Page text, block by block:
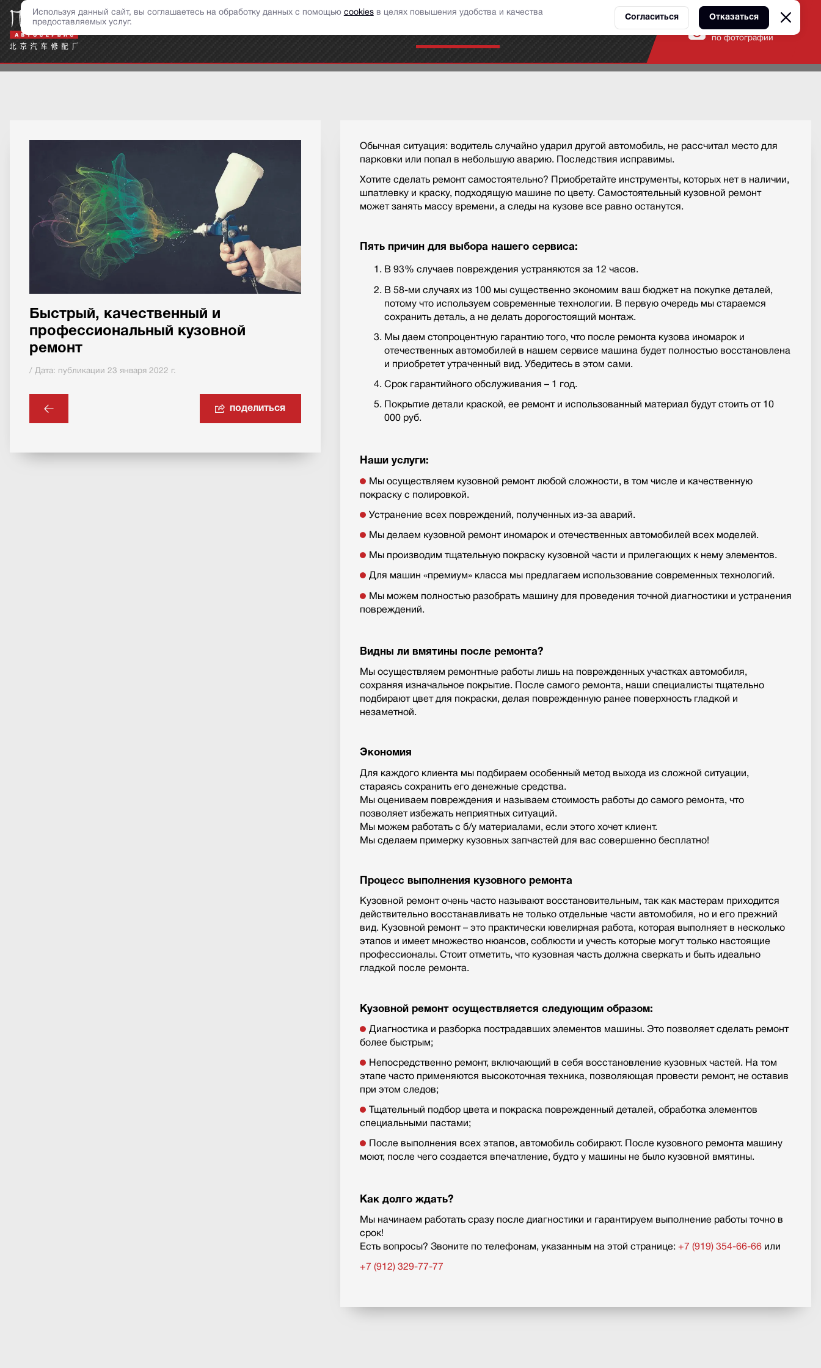
Контакты Оценка ремонта
по фотографии
Быстрый, качественный и
профессиональный кузовной
ремонт
/ Дата: публикации 23 января 2022 г.
поделиться
Обычная ситуация: водитель случайно ударил другой автомобиль, не рассчитал место для
парковки или попал в небольшую аварию. Последствия исправимы.
Хотите сделать ремонт самостоятельно? Приобретайте инструменты, которых нет в наличии,
шпатлевку и краску, подходящую машине по цвету. Самостоятельный кузовной ремонт
может занять массу времени, а следы на кузове все равно останутся.
Пять причин для выбора нашего сервиса:
В 93% случаев повреждения устраняются за 12 часов.
В 58-ми случаях из 100 мы существенно экономим ваш бюджет на покупке деталей,
потому что используем современные технологии. В первую очередь мы стараемся
сохранить деталь, а не делать дорогостоящий монтаж.
Мы даем стопроцентную гарантию того, что после ремонта кузова иномарок и
отечественных автомобилей в нашем сервисе машина будет полностью восстановлена
и приобретет утраченный вид. Убедитесь в этом сами.
Срок гарантийного обслуживания – 1 год.
Покрытие детали краской, ее ремонт и использованный материал будут стоить от 10
000 руб.
Наши услуги:
Мы осуществляем кузовной ремонт любой сложности, в том числе и качественную
покраску с полировкой.
Устранение всех повреждений, полученных из-за аварий.
Мы делаем кузовной ремонт иномарок и отечественных автомобилей всех моделей.
Мы производим тщательную покраску кузовной части и прилегающих к нему элементов.
Для машин «премиум» класса мы предлагаем использование современных технологий.
Мы можем полностью разобрать машину для проведения точной диагностики и устранения
повреждений.
Видны ли вмятины после ремонта?
Мы осуществляем ремонтные работы лишь на поврежденных участках автомобиля,
сохраняя изначальное покрытие. После самого ремонта, наши специалисты тщательно
подбирают цвет для покраски, делая поврежденную ранее поверхность гладкой и
незаметной.
Экономия
Для каждого клиента мы подбираем особенный метод выхода из сложной ситуации,
стараясь сохранить его денежные средства.
Мы оцениваем повреждения и называем стоимость работы до самого ремонта, что
позволяет избежать неприятных ситуаций.
Мы можем работать с б/у материалами, если этого хочет клиент.
Мы сделаем примерку кузовных запчастей для вас совершенно бесплатно!
Процесс выполнения кузовного ремонта
Кузовной ремонт очень часто называют восстановительным, так как мастерам приходится
действительно восстанавливать не только отдельные части автомобиля, но и его прежний
вид. Кузовной ремонт – это практически ювелирная работа, которая выполняет в несколько
этапов и имеет множество нюансов, соблюсти и учесть которые могут только настоящие
профессионалы. Стоит отметить, что кузовная часть должна сверкать и быть идеально
гладкой после ремонта.
Кузовной ремонт осуществляется следующим образом:
Диагностика и разборка пострадавших элементов машины. Это позволяет сделать ремонт
более быстрым;
Непосредственно ремонт, включающий в себя восстановление кузовных частей. На том
этапе часто применяются высокоточная техника, позволяющая провести ремонт, не оставив
при этом следов;
Тщательный подбор цвета и покраска поврежденный деталей, обработка элементов
специальными пастами;
После выполнения всех этапов, автомобиль собирают. После кузовного ремонта машину
моют, после чего создается впечатление, будто у машины не было кузовной вмятины.
Как долго ждать?
Мы начинаем работать сразу после диагностики и гарантируем выполнение работы точно в
срок!
Есть вопросы? Звоните по телефонам, указанным на этой странице: +7 (919) 354-66-66или
+7 (912) 329-77-77
Используя данный сайт, вы соглашаетесь на обработку данных с помощью cookiesв целях повышения удобства и качества
предоставляемых услуг.
Согласиться Отказаться